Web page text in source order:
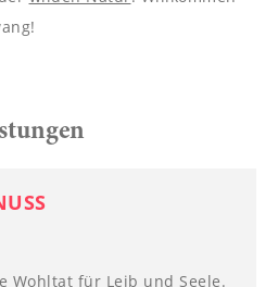
Wohltat für Leib und Seele.